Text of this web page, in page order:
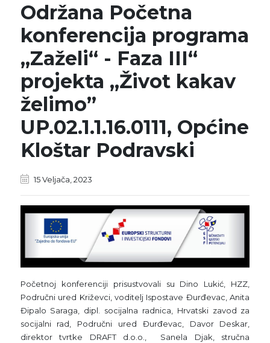
Održana Početna
konferencija programa
„Zaželi“ - Faza III“
projekta „Život kakav
želimo”
UP.02.1.1.16.0111, Općine
Kloštar Podravski
15 Veljača, 2023
Početnoj konferenciji prisustvovali su Dino Lukić, HZZ,
Područni ured Križevci, voditelj Ispostave Đurđevac, Anita
Đipalo Saraga, dipl. socijalna radnica, Hrvatski zavod za
socijalni rad, Područni ured Đurđevac, Davor Deskar,
direktor tvrtke DRAFT d.o.o., Sanela Djak, stručna